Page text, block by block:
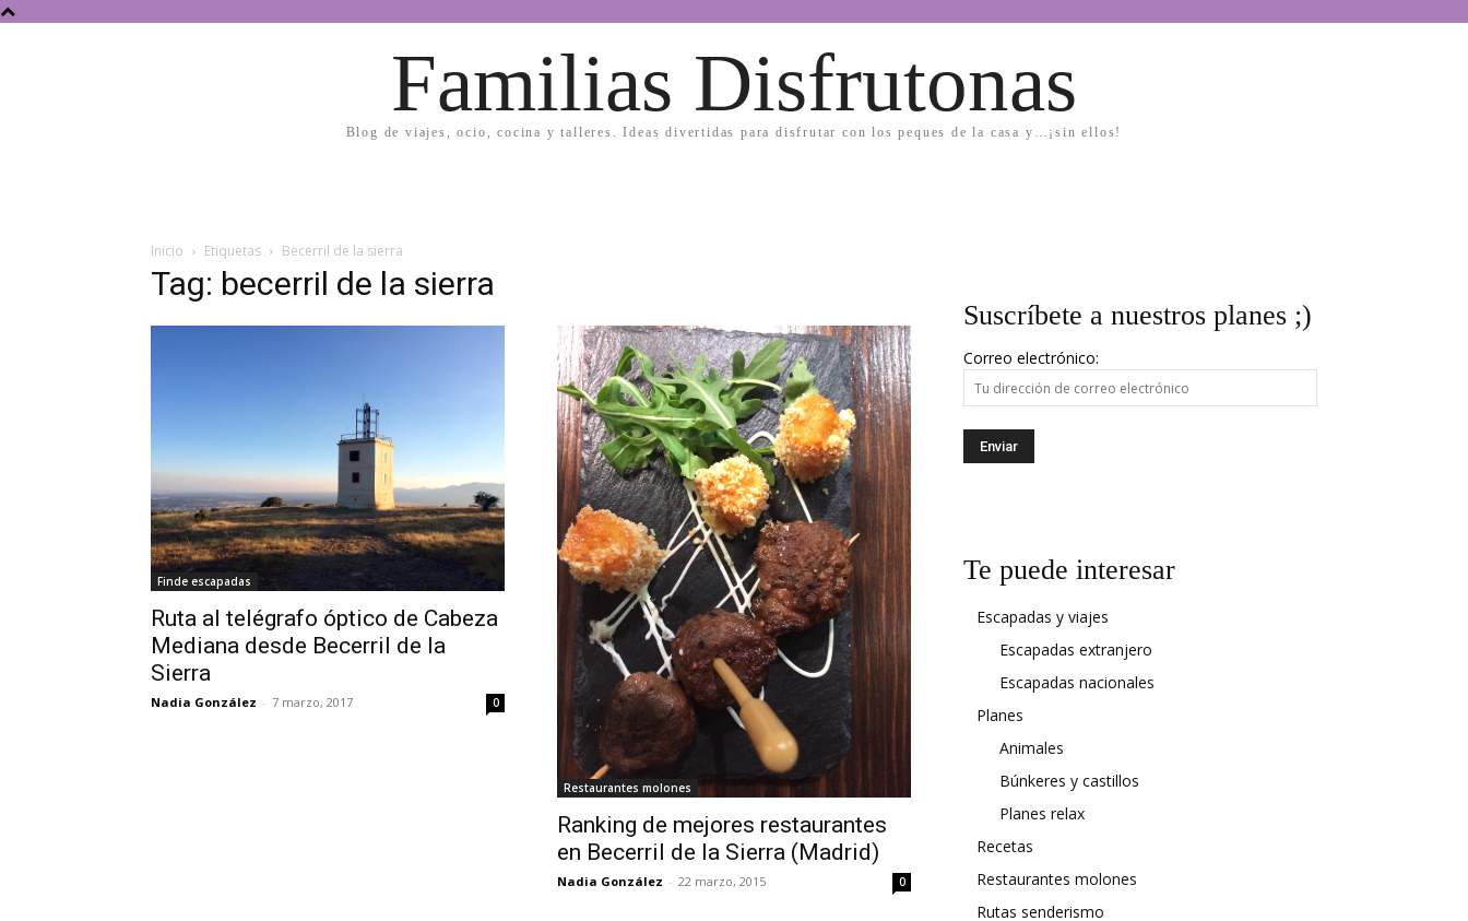
Familias Disfrutonas
Blog de viajes, ocio, cocina y talleres. Ideas divertidas para disfrutar con los peques de la casa y…¡sin ellos!
Inicio Etiquetas Becerril de la sierra
Tag: becerril de la sierra
Finde escapadas
Ruta al telégrafo óptico de Cabeza
Mediana desde Becerril de la
Sierra
Nadia González - 7 marzo, 2017 0
Restaurantes molones
Ranking de mejores restaurantes
en Becerril de la Sierra (Madrid)
Nadia González - 22 marzo, 2015 0
Suscríbete a nuestros planes ;)
Correo electrónico:
Te puede interesar
Escapadas y viajes
Escapadas extranjero
Escapadas nacionales
Planes
Animales
Búnkeres y castillos
Planes relax
Recetas
Restaurantes molones
Rutas senderismo